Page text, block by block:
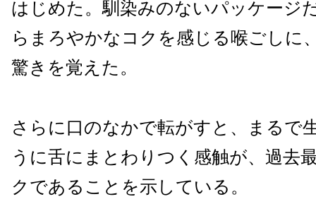
はじめた。馴染みのないパッケージ
らまろやかなコクを感じる喉ごしに
驚きを覚えた。
さらに口のなかで転がすと、まるで
うに舌にまとわりつく感触が、過去
クであることを示している。